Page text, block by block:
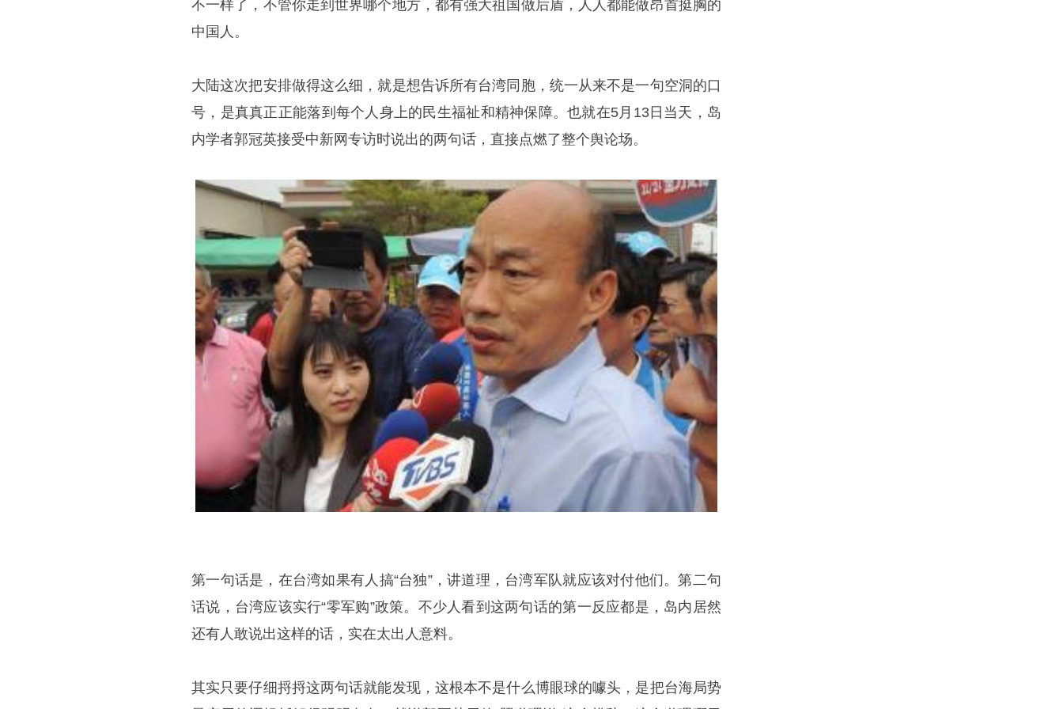
不一样了，不管你走到世界哪个地方，都有强大祖国做后盾，人人都能做昂首挺胸的
中国人。
大陆这次把安排做得这么细，就是想告诉所有台湾同胞，统一从来不是一句空洞的口
号，是真真正正能落到每个人身上的民生福祉和精神保障。也就在5月13日当天，岛
内学者郭冠英接受中新网专访时说出的两句话，直接点燃了整个舆论场。
第一句话是，在台湾如果有人搞“台独”，讲道理，台湾军队就应该对付他们。第二句
话说，台湾应该实行“零军购”政策。不少人看到这两句话的第一反应都是，岛内居然
还有人敢说出这样的话，实在太出人意料。
其实只要仔细捋捋这两句话就能发现，这根本不是什么博眼球的噱头，是把台海局势